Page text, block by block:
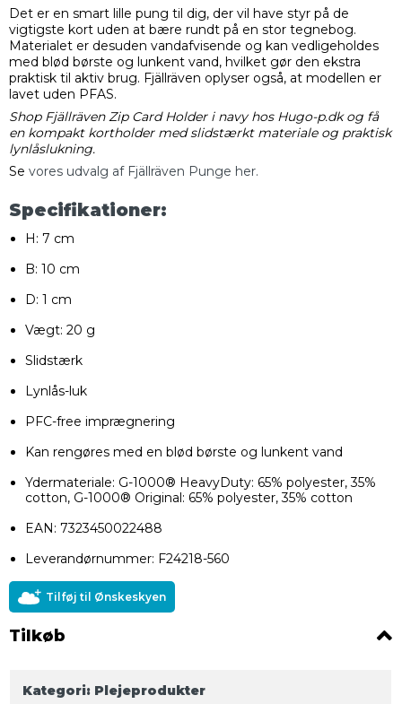
Det er en smart lille pung til dig, der vil have styr på de
vigtigste kort uden at bære rundt på en stor tegnebog.
Materialet er desuden vandafvisende og kan vedligeholdes
med blød børste og lunkent vand, hvilket gør den ekstra
praktisk til aktiv brug. Fjällräven oplyser også, at modellen er
lavet uden PFAS.
Shop Fjällräven Zip Card Holder i navy hos Hugo-p.dk og få
en kompakt kortholder med slidstærkt materiale og praktisk
lynlåslukning.
Se vores udvalg af Fjällräven Punge her.
Specifikationer:
H: 7 cm
B: 10 cm
D: 1 cm
Vægt: 20 g
Slidstærk
Lynlås-luk
PFC-free imprægnering
Kan rengøres med en blød børste og lunkent vand
Ydermateriale: G-1000® HeavyDuty: 65% polyester, 35%
cotton, G-1000® Original: 65% polyester, 35% cotton
EAN: 7323450022488
Leverandørnummer: F24218-560
Tilføj til Ønskeskyen
Tilkøb
Kategori: Plejeprodukter